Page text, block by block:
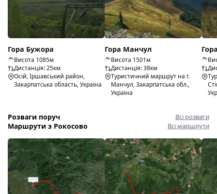
Гора Бужора
Висота 1085м
Дистанція: 25км
Осій, Іршавський район,
Закарпатська область, Україна
Гора Манчул
Висота 1501м
Дистанція: 38км
Туристичний маршрут на г.
Манчул, Закарпатська обл.,
Україна
Розваги поруч Всі розваги
Маршрути з Рокосово Всі маршрути